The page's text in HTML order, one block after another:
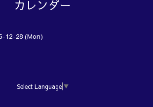
カレンダー
12-28 (Mon)
Select Language ▼